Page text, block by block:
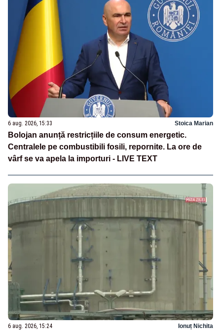
6 aug. 2026, 15:33 Stoica Marian
Bolojan anunță restricțiile de consum energetic.
Centralele pe combustibili fosili, repornite. La ore de
vârf se va apela la importuri - LIVE TEXT
6 aug. 2026, 15:24 Ionuț Nichita